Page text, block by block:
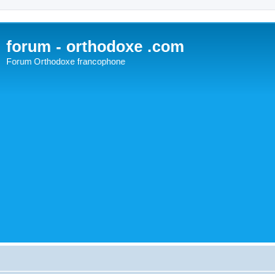
forum - orthodoxe .com
Forum Orthodoxe francophone